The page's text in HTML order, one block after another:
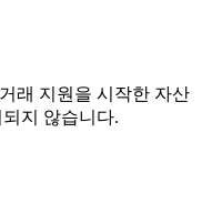
래 지원을 시작한 자산
지 않습니다.